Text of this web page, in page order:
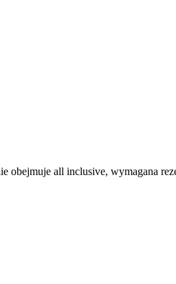
obejmuje all inclusive, wymagana